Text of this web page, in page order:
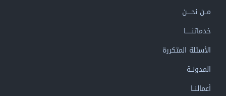
مــن نحــــن
خدماتنــــــا
الأسئلة المتكررة
المدونــة
أعمالنــا